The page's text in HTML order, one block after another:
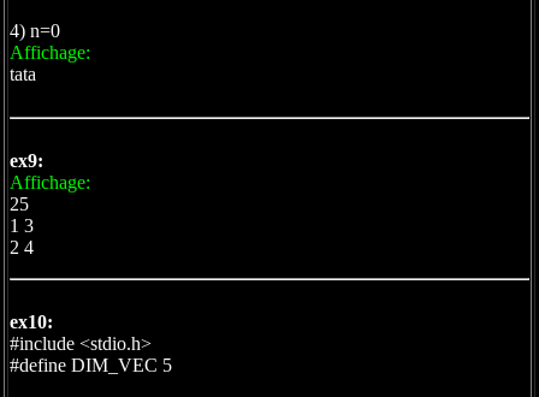
4) n=0
Affichage:
tata
ex9:
Affichage:
25
1 3
2 4
ex10:
#include <stdio.h>
#define DIM_VEC 5